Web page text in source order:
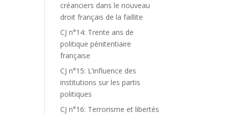
créanciers dans le nouveau
droit français de la faillite
CJ n°14: Trente ans de
politique pénitentiaire
française
CJ n°15: L’influence des
institutions sur les partis
politiques
CJ n°16: Terrorisme et libertés